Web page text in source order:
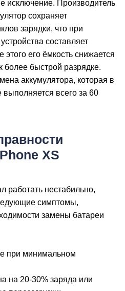
исключение. Производитель
сохраняет
зарядки, что при
составляет
его ёмкость снижается
более быстрой разрядке.
аккумулятора, которая в
всего за 60
XS
работать нестабильно,
симптомы,
замены батареи
при минимальном
на 20-30% заряда или